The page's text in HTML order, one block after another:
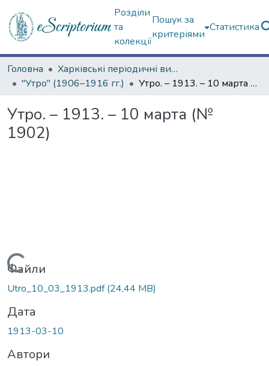
Розділи
та
колекції
Пошук за
критеріями
Статистика
Головна
Харківські періодичні видання
"Утро" (1906–1916 гг.)
Утро. – 1913. – 10 марта (№ 1902)
Утро. – 1913. – 10 марта (№
1902)
Вантажиться...
Файли
Utro_10_03_1913.pdf(24,44 MB)
Дата
1913-03-10
Автори